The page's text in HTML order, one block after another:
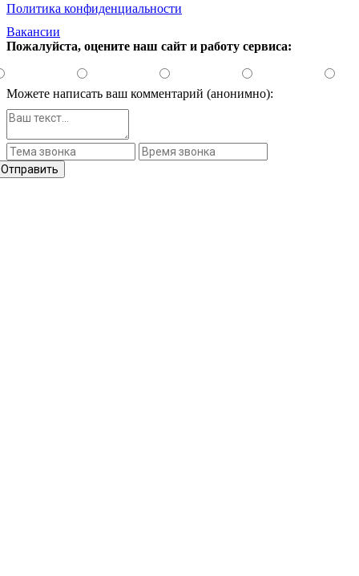
Политика конфиденциальности
Вакансии
Пожалуйста, оцените наш сайт и работу сервиса:
Можете написать ваш комментарий (анонимно):
Отправить